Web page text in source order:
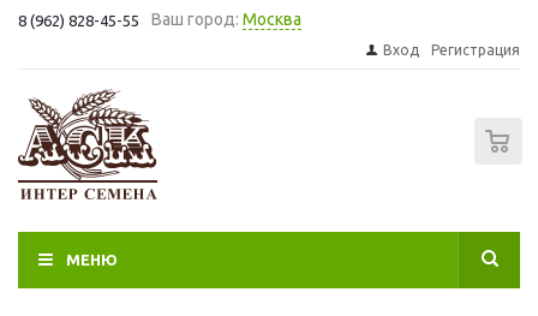
8 (962) 828-45-55 Ваш город: Москва
Вход Регистрация
МЕНЮ